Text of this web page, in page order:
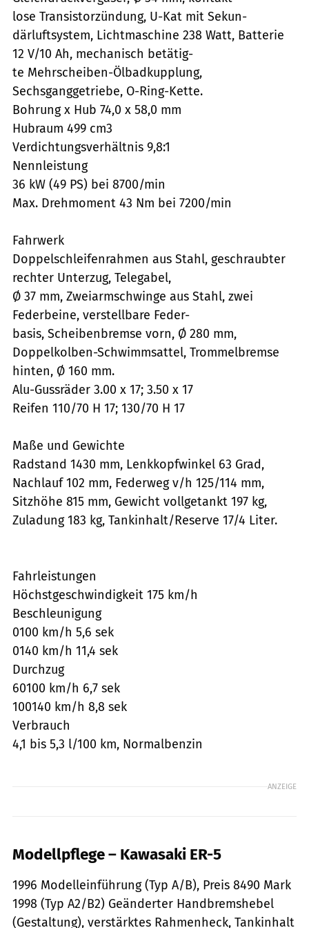
lose Transistorzündung, U-Kat mit Sekun-
därluftsystem, Lichtmaschine 238 Watt, Batterie
12 V/10 Ah, mechanisch betätig-
te Mehrscheiben-Ölbadkupplung,
Sechsganggetriebe, O-Ring-Kette.
Bohrung x Hub 74,0 x 58,0 mm
Hubraum 499 cm3
Verdichtungsverhältnis 9,8:1
Nennleistung
36 kW (49 PS) bei 8700/min
Max. Drehmoment 43 Nm bei 7200/min
Fahrwerk
Doppelschleifenrahmen aus Stahl, geschraubter
rechter Unterzug, Telegabel,
Ø 37 mm, Zweiarmschwinge aus Stahl, zwei
Federbeine, verstellbare Feder-
basis, Scheibenbremse vorn, Ø 280 mm,
Doppelkolben-Schwimmsattel, Trommelbremse
hinten, Ø 160 mm.
Alu-Gussräder 3.00 x 17; 3.50 x 17
Reifen 110/70 H 17; 130/70 H 17
Maße und Gewichte
Radstand 1430 mm, Lenkkopfwinkel 63 Grad,
Nachlauf 102 mm, Federweg v/h 125/114 mm,
Sitzhöhe 815 mm, Gewicht vollgetankt 197 kg,
Zuladung 183 kg, Tankinhalt/Reserve 17/4 Liter.
Fahrleistungen
Höchstgeschwindigkeit 175 km/h
Beschleunigung
0100 km/h 5,6 sek
0140 km/h 11,4 sek
Durchzug
60100 km/h 6,7 sek
100140 km/h 8,8 sek
Verbrauch
4,1 bis 5,3 l/100 km, Normalbenzin
ANZEIGE
Modellpflege – Kawasaki ER-5
1996 Modelleinführung (Typ A/B), Preis 8490 Mark
1998 (Typ A2/B2) Geänderter Handbremshebel
(Gestaltung), verstärktes Rahmenheck, Tankinhalt